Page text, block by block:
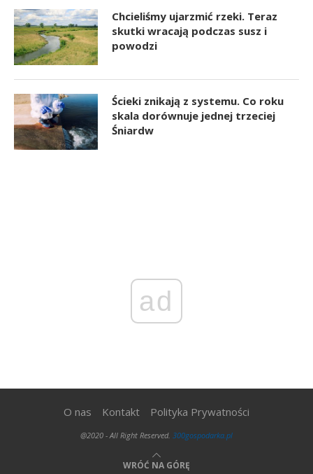
Chcieliśmy ujarzmić rzeki. Teraz
skutki wracają podczas susz i
powodzi
Ścieki znikają z systemu. Co roku
skala dorównuje jednej trzeciej
Śniardw
ad
O nas Kontakt Polityka Prywatności
@2020 - All Right Reserved. 300gospodarka.pl
WRÓĆ NA GÓRĘ